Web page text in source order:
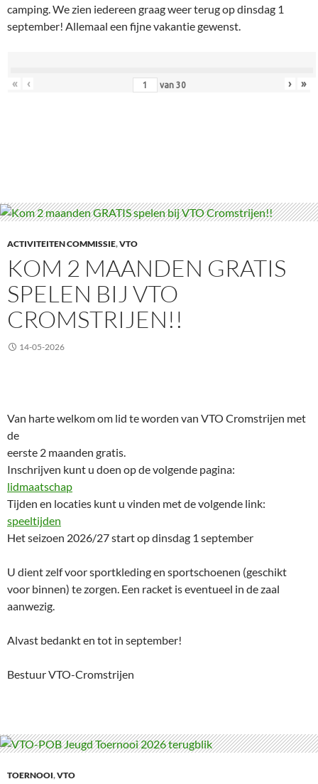
camping. We zien iedereen graag weer terug op dinsdag 1
september! Allemaal een fijne vakantie gewenst.
« ‹ van 30 › »
ACTIVITEITEN COMMISSIE,VTO
KOM 2 MAANDEN GRATIS
SPELEN BIJ VTO
CROMSTRIJEN!!
14-05-2026
Van harte welkom om lid te worden van VTO Cromstrijen met
de
eerste 2 maanden gratis.
Inschrijven kunt u doen op de volgende pagina:
lidmaatschap
Tijden en locaties kunt u vinden met de volgende link:
speeltijden
Het seizoen 2026/27 start op dinsdag 1 september
U dient zelf voor sportkleding en sportschoenen (geschikt
voor binnen) te zorgen. Een racket is eventueel in de zaal
aanwezig.
Alvast bedankt en tot in september!
Bestuur VTO-Cromstrijen
TOERNOOI,VTO